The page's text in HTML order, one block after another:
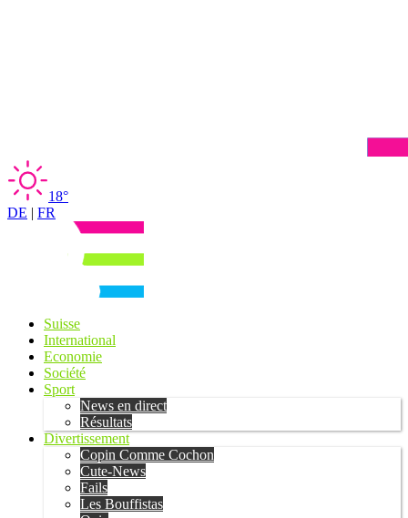
18°
DE | FR
Suisse
International
Economie
Société
Sport
News en direct
Résultats
Divertissement
Copin Comme Cochon
Cute-News
Fails
Les Bouffistas